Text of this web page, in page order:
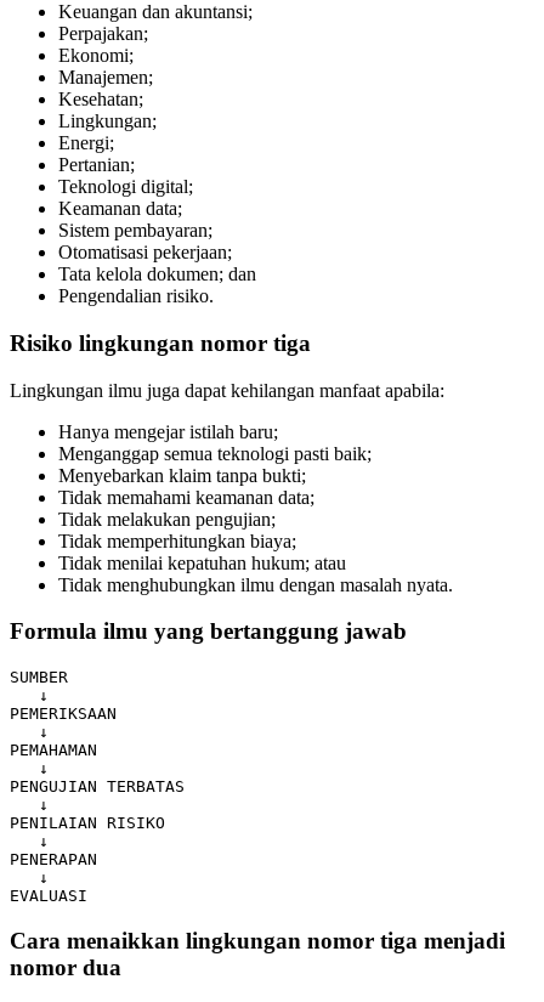
Keuangan dan akuntansi;
Perpajakan;
Ekonomi;
Manajemen;
Kesehatan;
Lingkungan;
Energi;
Pertanian;
Teknologi digital;
Keamanan data;
Sistem pembayaran;
Otomatisasi pekerjaan;
Tata kelola dokumen; dan
Pengendalian risiko.
Risiko lingkungan nomor tiga
Lingkungan ilmu juga dapat kehilangan manfaat apabila:
Hanya mengejar istilah baru;
Menganggap semua teknologi pasti baik;
Menyebarkan klaim tanpa bukti;
Tidak memahami keamanan data;
Tidak melakukan pengujian;
Tidak memperhitungkan biaya;
Tidak menilai kepatuhan hukum; atau
Tidak menghubungkan ilmu dengan masalah nyata.
Formula ilmu yang bertanggung jawab
SUMBER
PEMERIKSAAN
PEMAHAMAN
PENGUJIAN TERBATAS
PENILAIAN RISIKO
PENERAPAN
Cara menaikkan lingkungan nomor tiga menjadi
nomor dua